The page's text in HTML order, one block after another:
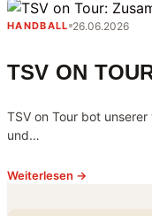
HANDBALL 26.06.2026
TSV ON
TSV on Tour bot
und…
Weiterlesen →